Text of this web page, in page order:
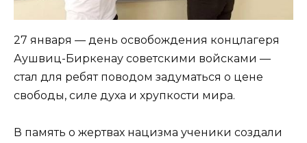
27 января — день освобождения концлагеря
Аушвиц-Биркенау советскими войсками —
стал для ребят поводом задуматься о цене
свободы, силе духа и хрупкости мира.
В память о жертвах нацизма ученики создали